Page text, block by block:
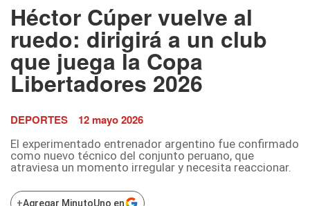
Héctor Cúper vuelve al
ruedo: dirigirá a un club
que juega la Copa
Libertadores 2026
DEPORTES 12 mayo 2026
El experimentado entrenador argentino fue confirmado
como nuevo técnico del conjunto peruano, que
atraviesa un momento irregular y necesita reaccionar.
+Agregar MinutoUno en